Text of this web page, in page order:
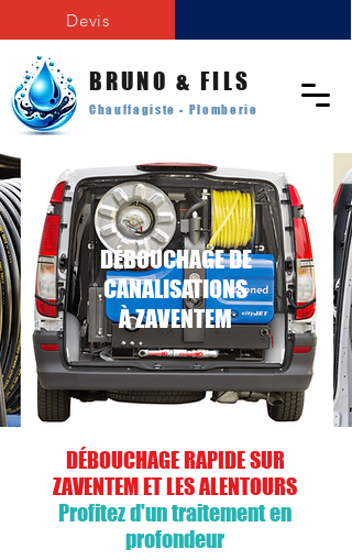
Devis
BRUNO & FILS
Chauffagiste - Plomberie
DÉBOUCHAGE DE
CANALISATIONS
À ZAVENTEM
DÉBOUCHAGE RAPIDE SUR
ZAVENTEM ET LES ALENTOURS
Profitez d'un traitement en
profondeur